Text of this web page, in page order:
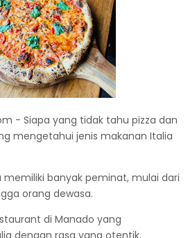
- Siapa yang tidak tahu pizza dan
mengetahui jenis makanan Italia
memiliki banyak peminat, mulai dari
orang dewasa.
di Manado yang
dengan rasa yang otentik.